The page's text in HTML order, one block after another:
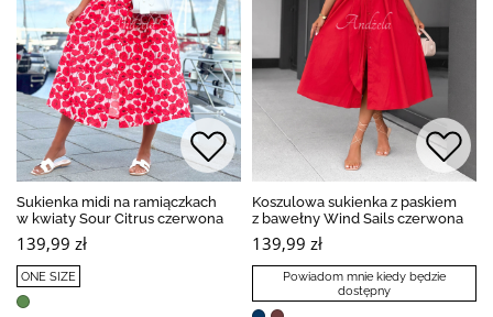
Sukienka midi na ramiączkach
w kwiaty Sour Citrus czerwona
139,99 zł
ONE SIZE
Koszulowa sukienka z paskiem
z bawełny Wind Sails czerwona
139,99 zł
Powiadom mnie kiedy będzie
dostępny